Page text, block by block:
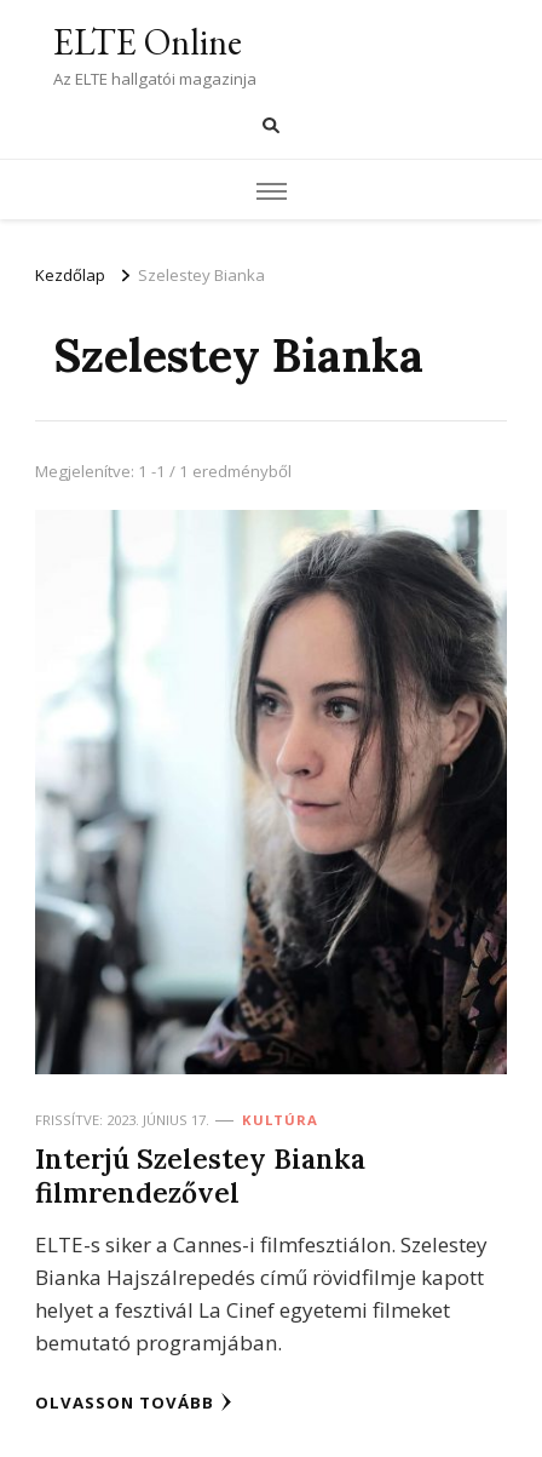
ELTE Online
Az ELTE hallgatói magazinja
Kezdőlap Szelestey Bianka
Szelestey Bianka
Megjelenítve: 1 -1 / 1 eredményből
FRISSÍTVE: 2023. JÚNIUS 17. KULTÚRA
Interjú Szelestey Bianka
filmrendezővel
ELTE-s siker a Cannes-i filmfesztiálon. Szelestey
Bianka Hajszálrepedés című rövidfilmje kapott
helyet a fesztivál La Cinef egyetemi filmeket
bemutató programjában.
OLVASSON TOVÁBB